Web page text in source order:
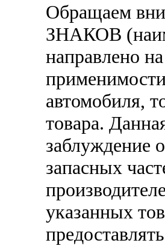
Обращаем
ЗНАКОВ
направлено
автомобиля,
товара.
заблуждение
запасных
указанных